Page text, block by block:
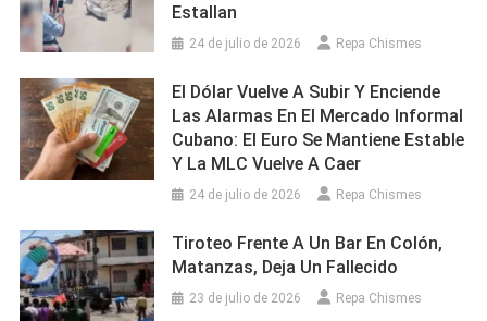
Estallan
24 de julio de 2026 Repa Chismes
El Dólar Vuelve A Subir Y Enciende
Las Alarmas En El Mercado Informal
Cubano: El Euro Se Mantiene Estable
Y La MLC Vuelve A Caer
24 de julio de 2026 Repa Chismes
Tiroteo Frente A Un Bar En Colón,
Matanzas, Deja Un Fallecido
23 de julio de 2026 Repa Chismes